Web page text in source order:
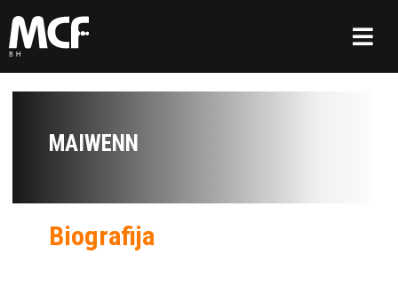
MAIWENN
Biografija